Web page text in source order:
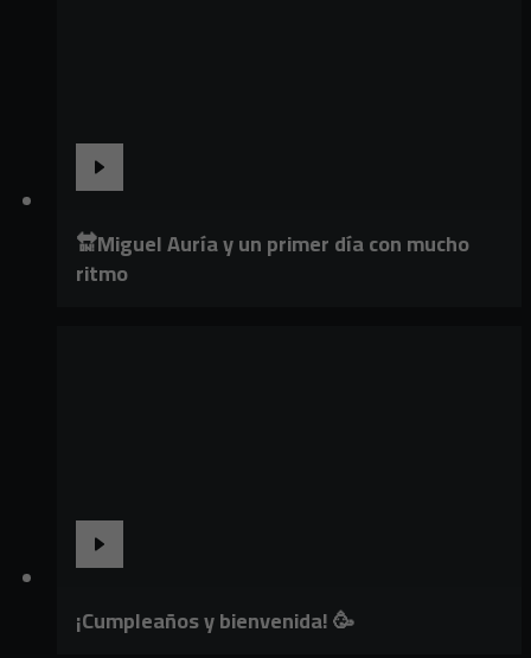
🔛Miguel Auría y un primer día con mucho
ritmo
¡Cumpleaños y bienvenida! 🥳